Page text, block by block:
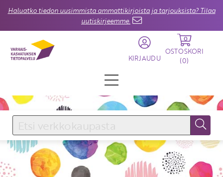
Haluatko tiedon uusimmista ammattikirjoista ja tarjouksista? Tilaa
uutiskirjeemme.
KIRJAUDU
0
OSTOSKORI
(0)
KIRJAUDU SISÄÄN
Käyttäjätunnus
Salasana